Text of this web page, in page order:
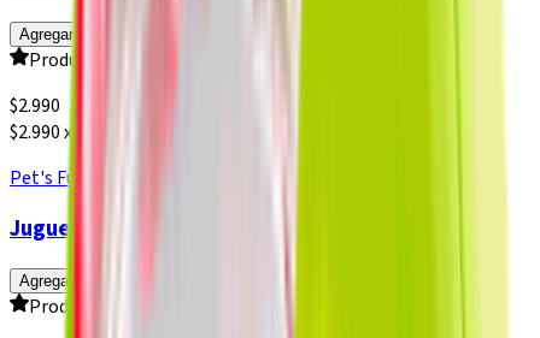
Agregar
Producto sin calificar
$2.990
$2.990 x un
Pet's Fun
Juguete Deportivo Tripac Pelota de Tenis
Agregar
Producto sin calificar